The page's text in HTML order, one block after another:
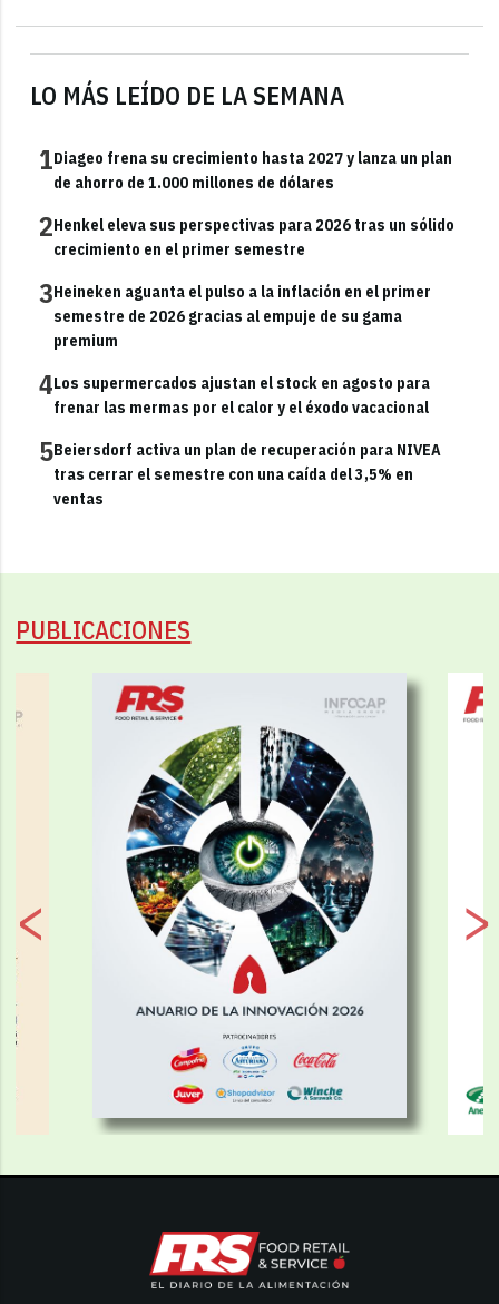
LO MÁS LEÍDO DE LA SEMANA
1Diageo frena su crecimiento hasta 2027 y lanza un plan
de ahorro de 1.000 millones de dólares
2Henkel eleva sus perspectivas para 2026 tras un sólido
crecimiento en el primer semestre
3Heineken aguanta el pulso a la inflación en el primer
semestre de 2026 gracias al empuje de su gama
premium
4Los supermercados ajustan el stock en agosto para
frenar las mermas por el calor y el éxodo vacacional
5Beiersdorf activa un plan de recuperación para NIVEA
tras cerrar el semestre con una caída del 3,5% en
ventas
PUBLICACIONES